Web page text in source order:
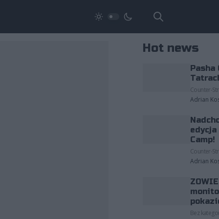
Hot news
Pasha
Counter-
Adrian
edycja
Camp!
Counter-
Adrian
Bez